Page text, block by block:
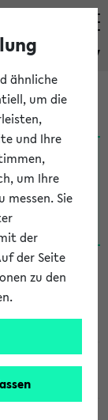
eKVV
24.07.2026
ähnliche
um die
und Ihre
um Ihre
Sie
der
der Seite
zu den